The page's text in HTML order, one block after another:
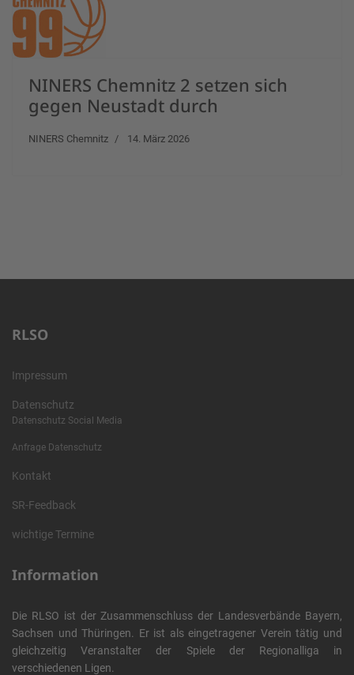
NINERS Chemnitz 2 setzen sich
gegen Neustadt durch
NINERS Chemnitz 14. März 2026
RLSO
Impressum
Datenschutz
Datenschutz Social Media
Anfrage Datenschutz
Kontakt
SR-Feedback
wichtige Termine
Information
Die RLSO ist der Zusammenschluss der Landesverbände Bayern,
Sachsen und Thüringen. Er ist als eingetragener Verein tätig und
gleichzeitig Veranstalter der Spiele der Regionalliga in
verschiedenen Ligen.